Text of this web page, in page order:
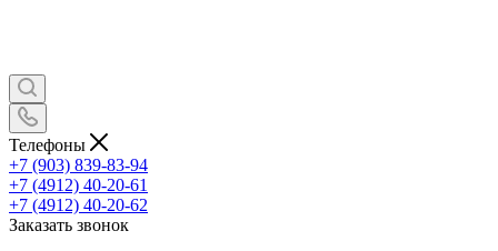
Телефоны
+7 (903) 839-83-94
+7 (4912) 40-20-61
+7 (4912) 40-20-62
Заказать звонок